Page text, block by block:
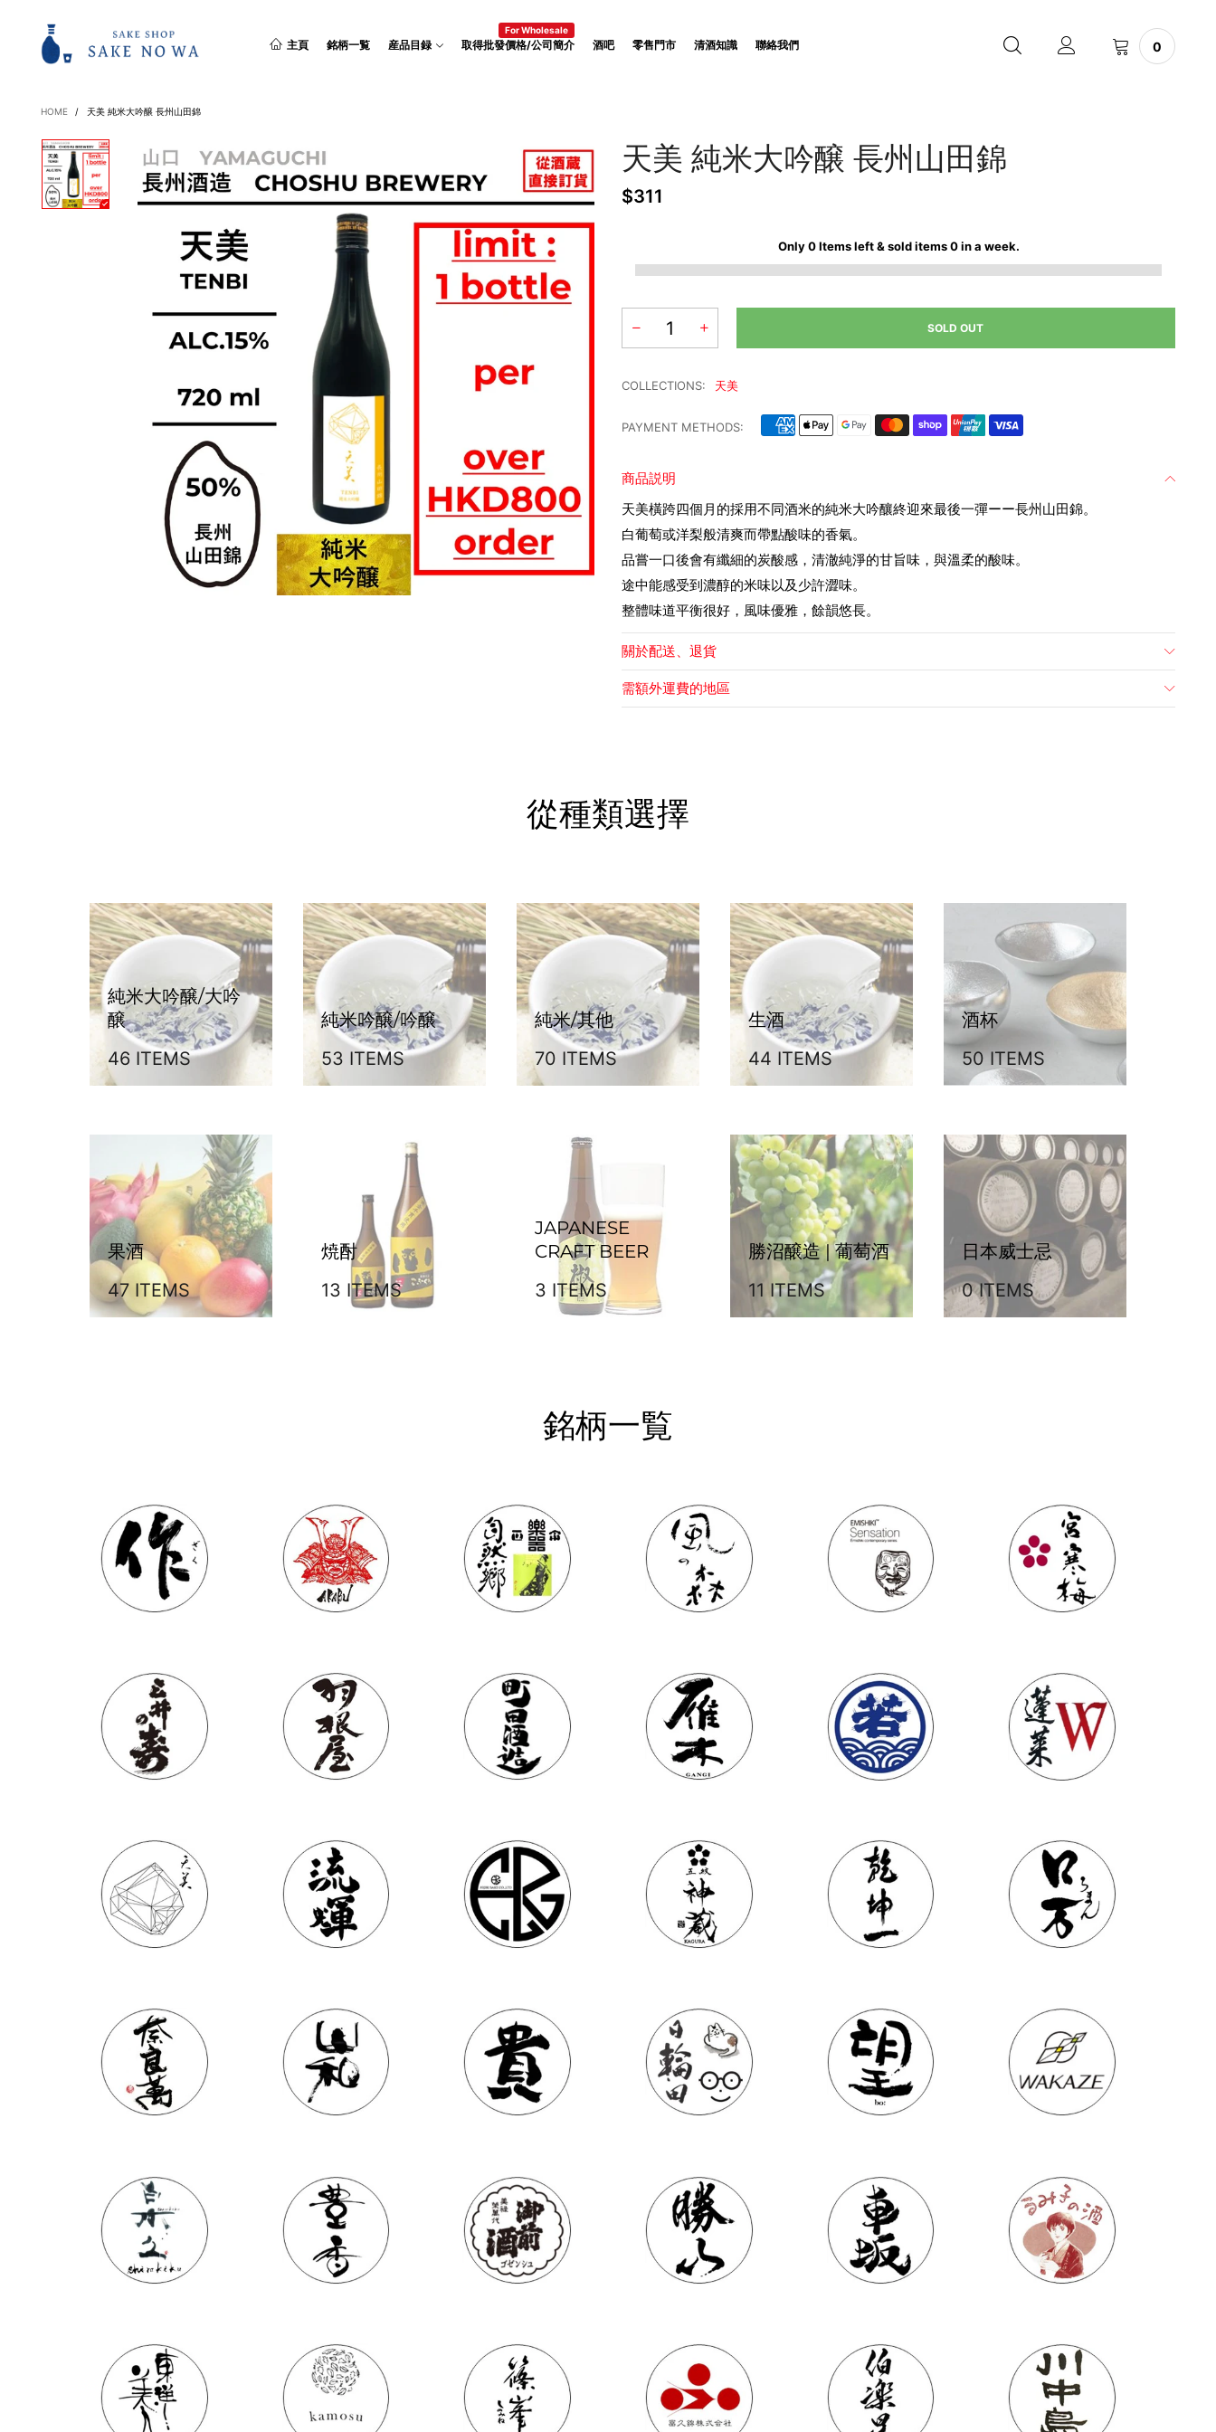
主頁 銘柄一覧 産品目録 取得批發價格/公司簡介
For Wholesale
酒吧 零售門市 清酒知識 聯絡我們 0
HOME / 天美 純米大吟醸 長州山田錦
天美 純米大吟醸 長州山田錦
$311
Only0Items left & sold items0in a week.
SOLD OUT
COLLECTIONS: 天美
PAYMENT METHODS:
商品説明
天美橫跨四個月的採用不同酒米的純米大吟釀終迎來最後一彈ーー長州山田錦。
白葡萄或洋梨般清爽而帶點酸味的香氣。
品嘗一口後會有纖細的炭酸感，清澈純淨的甘旨味，與溫柔的酸味。
途中能感受到濃醇的米味以及少許澀味。
整體味道平衡很好，風味優雅，餘韻悠長。
關於配送、退貨
需額外運費的地區
從種類選擇
純米大吟醸/大吟
醸
46 ITEMS
純米吟醸/吟醸
53 ITEMS
純米/其他
70 ITEMS
生酒
44 ITEMS
酒杯
50 ITEMS
果酒
47 ITEMS
焼酎
13 ITEMS
JAPANESE
CRAFT BEER
3 ITEMS
勝沼醸造 | 葡萄酒
11 ITEMS
日本威士忌
0 ITEMS
銘柄一覧